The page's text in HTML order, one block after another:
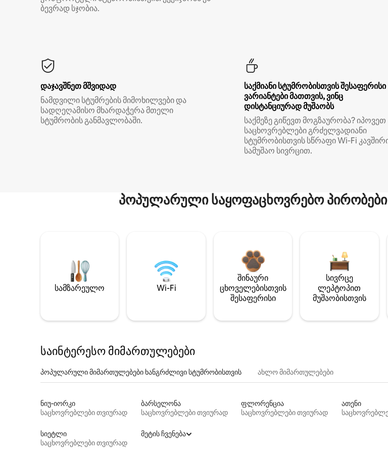
ბევრად სჯობია.
დაჯავშნეთ მშვიდად
ნამდვილი სტუმრების მიმოხილვები და
სადღეღამისო მხარდაჭერა მთელი
სტუმრობის განმავლობაში.
საქმიანი სტუმრობისთვის შესაფერისი
ვარიანტები მათთვის, ვინც
დისტანციურად მუშაობს
საქმეზე გიწევთ მოგზაურობა? იპოვეთ
საცხოვრებლები გრძელვადიანი
სტუმრობისთვის სწრაფი Wi‑Fi
სამუშაო სივრცით.
პოპულარული საყოფაცხოვრებო
სამზარეულო Wi-Fi
შინაური
ცხოველებისთვის
შესაფერისი
სივრცე
ლეპტოპით
მუშაობისთვის
საინტერესო მიმართულებები
პოპულარული მიმართულებები ხანგრძლივი სტუმრობისთვის ახლო მიმართულებები
ნიუ-იორკი
საცხოვრებლები თვიურად
ბარსელონა
საცხოვრებლები თვიურად
ფლორენცია
საცხოვრებლები თვიურად
ათენი
სიეტლი
საცხოვრებლები თვიურად
მეტის ჩვენება